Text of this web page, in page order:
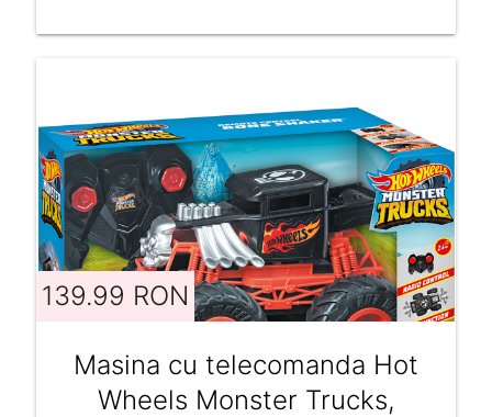
139.99 RON
Masina cu telecomanda Hot
Wheels Monster Trucks,